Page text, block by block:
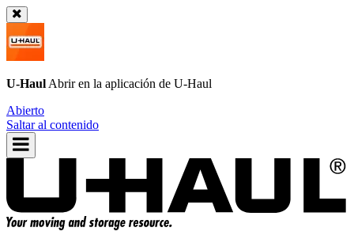
U-Haul Abrir en la aplicación de U-Haul
Abierto
Saltar al contenido